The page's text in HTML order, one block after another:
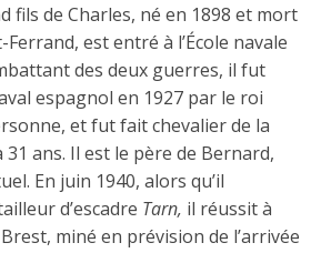
fils de Charles, né en 1898 et mort
est entré à l’École navale
des deux guerres, il fut
espagnol en 1927 par le roi
et fut faitchevalier de la
31 ans. Il est le père de Bernard,
En juin 1940, alors qu’il
d’escadre Tarn, il réussit à
miné en prévision de l’arrivée